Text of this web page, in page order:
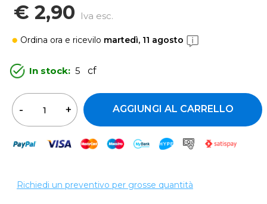
€ 2,90 Iva esc.
Ordina ora e ricevilo martedì, 11 agosto
In stock: 5 cf
AGGIUNGI AL CARRELLO
Richiedi un preventivo per grosse quantità